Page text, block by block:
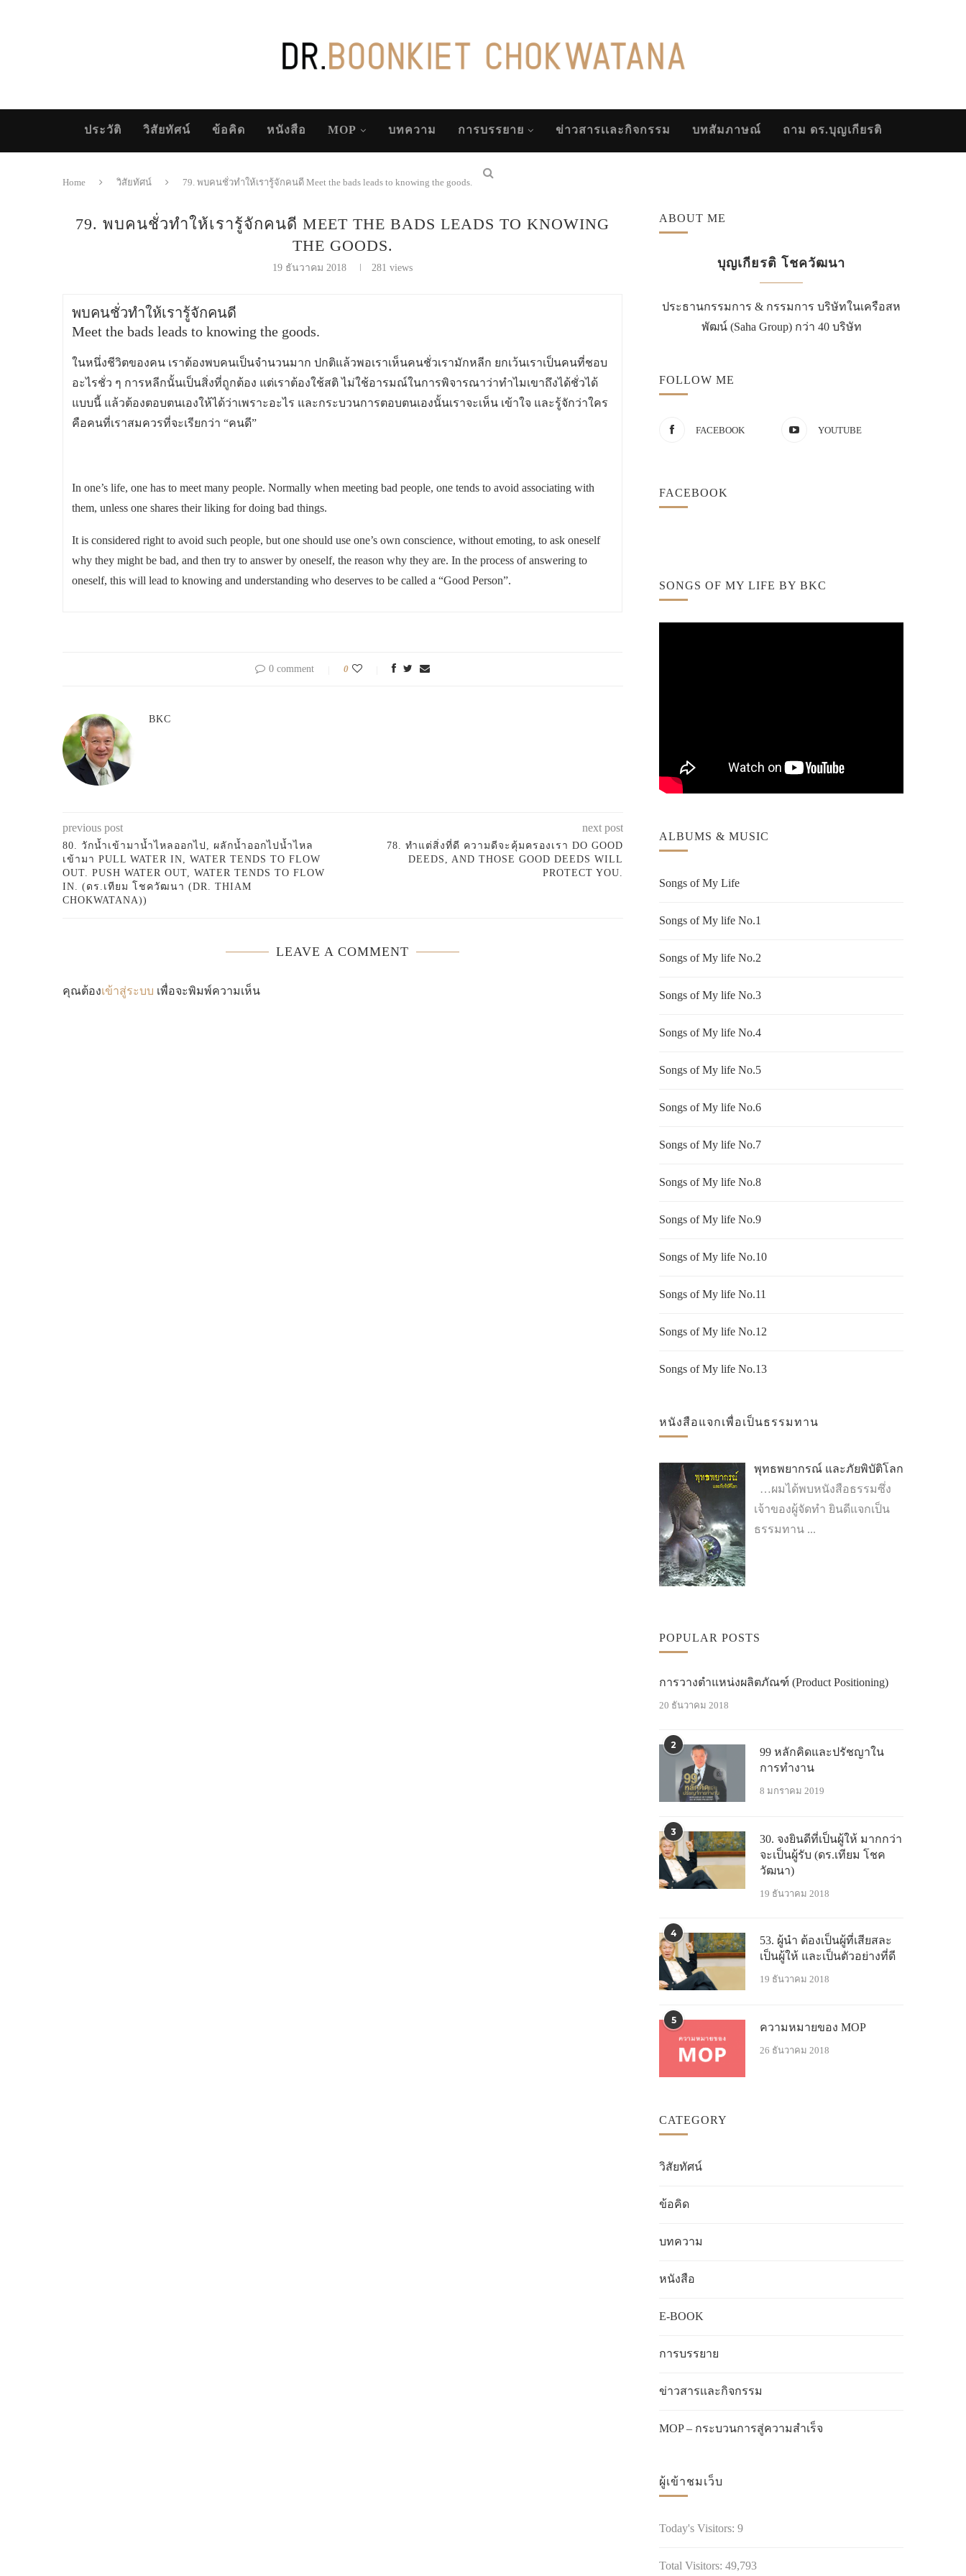
ประวัติ วิสัยทัศน์ ข้อคิด หนังสือ MOP บทความ การบรรยาย ข่าวสารเเละกิจกรรม บทสัมภาษณ์ ถาม ดร.บุญเกียรติ
Home วิสัยทัศน์ 79. พบคนชั่วทำให้เรารู้จักคนดี Meet the bads leads to knowing the goods.
79. พบคนชั่วทำให้เรารู้จักคนดี MEET THE BADS LEADS TO KNOWING
THE GOODS.
19 ธันวาคม 2018 281 views
พบคนชั่วทำให้เรารู้จักคนดี
Meet the bads leads to knowing the goods.
ในหนึ่งชีวิตของคน เราต้องพบคนเป็นจำนวนมาก ปกติแล้วพอเราเห็นคนชั่วเรามักหลีก ยกเว้นเราเป็นคนที่ชอบ
อะไรชั่ว ๆ การหลีกนั้นเป็นสิ่งที่ถูกต้อง แต่เราต้องใช้สติ ไม่ใช้อารมณ์ในการพิจารณาว่าทำไมเขาถึงได้ชั่วได้
แบบนี้ แล้วต้องตอบตนเองให้ได้ว่าเพราะอะไร และกระบวนการตอบตนเองนั้นเราจะเห็น เข้าใจ และรู้จักว่าใคร
คือคนที่เราสมควรที่จะเรียกว่า “คนดี”
In one’s life, one has to meet many people. Normally when meeting bad people, one tends to avoid associating with
them, unless one shares their liking for doing bad things.
It is considered right to avoid such people, but one should use one’s own conscience, without emoting, to ask oneself
why they might be bad, and then try to answer by oneself, the reason why they are. In the process of answering to
oneself, this will lead to knowing and understanding who deserves to be called a “Good Person”.
0 comment 0
BKC
previous post
80. วักน้ำเข้ามาน้ำไหลออกไป, ผลักน้ำออกไปน้ำไหล
เข้ามา PULL WATER IN, WATER TENDS TO FLOW
OUT. PUSH WATER OUT, WATER TENDS TO FLOW
IN. (ดร.เทียม โชควัฒนา (DR. THIAM
CHOKWATANA))
next post
78. ทำแต่สิ่งที่ดี ความดีจะคุ้มครองเรา DO GOOD
DEEDS, AND THOSE GOOD DEEDS WILL
PROTECT YOU.
LEAVE A COMMENT
คุณต้องเข้าสู่ระบบ เพื่อจะพิมพ์ความเห็น
ABOUT ME
บุญเกียรติ โชควัฒนา
ประธานกรรมการ & กรรมการ บริษัทในเครือสห
พัฒน์ (Saha Group) กว่า 40 บริษัท
FOLLOW ME
FACEBOOK YOUTUBE
FACEBOOK
SONGS OF MY LIFE BY BKC
ALBUMS & MUSIC
Songs of My Life
Songs of My life No.1
Songs of My life No.2
Songs of My life No.3
Songs of My life No.4
Songs of My life No.5
Songs of My life No.6
Songs of My life No.7
Songs of My life No.8
Songs of My life No.9
Songs of My life No.10
Songs of My life No.11
Songs of My life No.12
Songs of My life No.13
หนังสือแจกเพื่อเป็นธรรมทาน
พุทธพยากรณ์ และภัยพิบัติโลก
…ผมได้พบหนังสือธรรมซึ่ง
เจ้าของผู้จัดทำ ยินดีแจกเป็น
ธรรมทาน ...
POPULAR POSTS
การวางตำแหน่งผลิตภัณฑ์ (Product Positioning)
20 ธันวาคม 2018
2
99 หลักคิดและปรัชญาใน
การทำงาน
8 มกราคม 2019
3
30. จงยินดีที่เป็นผู้ให้ มากกว่า
จะเป็นผู้รับ (ดร.เทียม โชค
วัฒนา)
19 ธันวาคม 2018
4
53. ผู้นำ ต้องเป็นผู้ที่เสียสละ
เป็นผู้ให้ และเป็นตัวอย่างที่ดี
19 ธันวาคม 2018
5
ความหมายของ MOP
26 ธันวาคม 2018
CATEGORY
วิสัยทัศน์
ข้อคิด
บทความ
หนังสือ
E-BOOK
การบรรยาย
ข่าวสารเเละกิจกรรม
MOP – กระบวนการสู่ความสำเร็จ
ผู้เข้าชมเว็บ
Today's Visitors: 9
Total Visitors: 49,793